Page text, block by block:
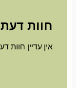
חוות דעת
אין עדיין חוות דעת.